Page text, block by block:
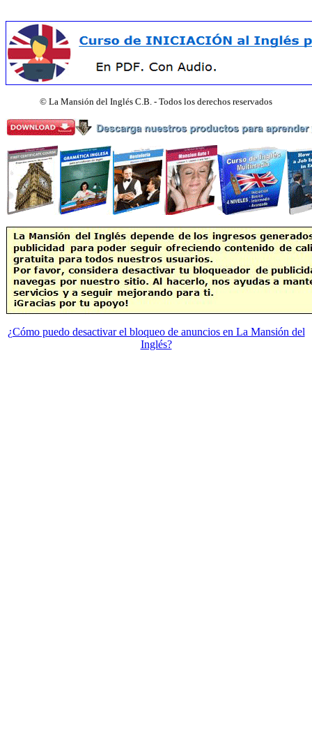
© La Mansión del Inglés C.B. - Todos los derechos reservados
¿Cómo puedo desactivar el bloqueo de anuncios en La Mansión del
Inglés?